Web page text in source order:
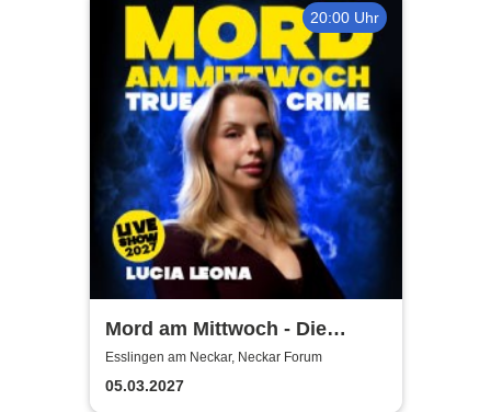
20:00 Uhr
Mord am Mittwoch - Die
Crime Show 2027 - Lucia
Leona
Esslingen am Neckar, Neckar Forum
05.03.2027